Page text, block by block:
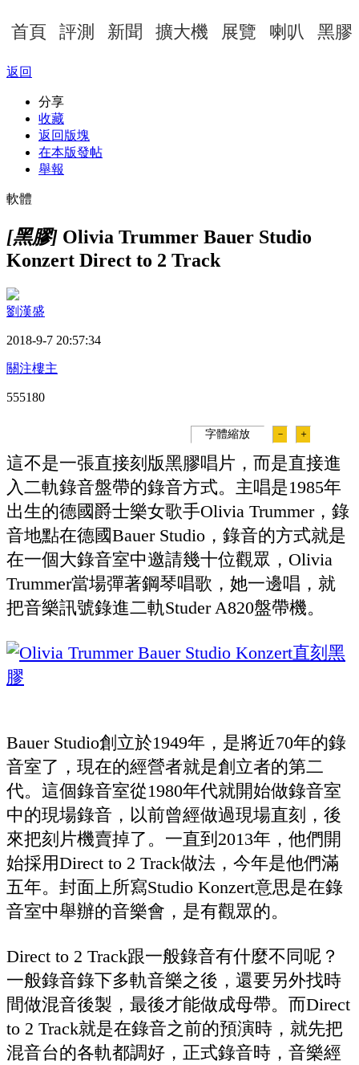
首頁 評測 新聞 擴大機 展覽 喇叭 黑膠
返回
分享
收藏
返回版塊
在本版發帖
舉報
軟體
[黑膠] Olivia Trummer Bauer Studio
Konzert Direct to 2 Track
劉漢盛
2018-9-7 20:57:34
關注樓主
555180
字體縮放 － ＋
這不是一張直接刻版黑膠唱片，而是直接進
入二軌錄音盤帶的錄音方式。主唱是1985年
出生的德國爵士樂女歌手Olivia Trummer，錄
音地點在德國Bauer Studio，錄音的方式就是
在一個大錄音室中邀請幾十位觀眾，Olivia
Trummer當場彈著鋼琴唱歌，她一邊唱，就
把音樂訊號錄進二軌Studer A820盤帶機。
Bauer Studio創立於1949年，是將近70年的錄
音室了，現在的經營者就是創立者的第二
代。這個錄音室從1980年代就開始做錄音室
中的現場錄音，以前曾經做過現場直刻，後
來把刻片機賣掉了。一直到2013年，他們開
始採用Direct to 2 Track做法，今年是他們滿
五年。封面上所寫Studio Konzert意思是在錄
音室中舉辦的音樂會，是有觀眾的。
Direct to 2 Track跟一般錄音有什麼不同呢？
一般錄音錄下多軌音樂之後，還要另外找時
間做混音後製，最後才能做成母帶。而Direct
to 2 Track就是在錄音之前的預演時，就先把
混音台的各軌都調好，正式錄音時，音樂經